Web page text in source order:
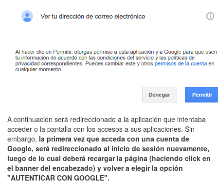
A continuación será redireccionado a la aplicación que intentaba
acceder o la pantalla con los accesos a sus aplicaciones. Sin
embargo, la primera vez que acceda con una cuenta de
Google, será redireccionado al inicio de sesión nuevamente,
luego de lo cual deberá recargar la página (haciendo click en
el banner del encabezado) y volver a elegir la opción
"AUTENTICAR CON GOOGLE".